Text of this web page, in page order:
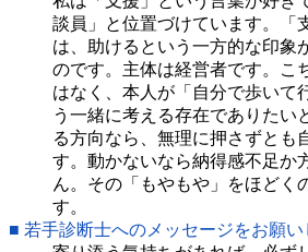
談員」と位置づけています。「
は、助けるという一方的な印象
のです。主体は経営者です。こ
はなく、本人が「自分で歩いて
う一緒に考える存在でありたい
る方向なら、無理に押さずとも
す。動かないなら納得感不足か
ん。その「もやもや」をほどく
す。
■ 若手診断士へのメッセージをお願い